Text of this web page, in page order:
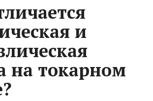
и
на токарном